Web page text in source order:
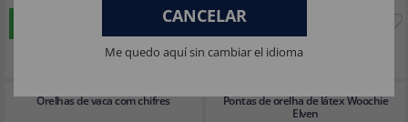
Imposto Incluído Imposto Incluído
Orelhas de vaca com chifres
Pontas de orelha de látex Woochie
Elven
CANCELAR
Me quedo aquí sin cambiar el idioma